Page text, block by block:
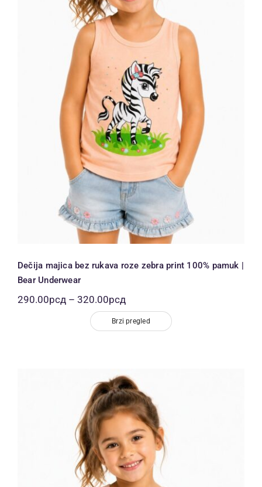
Dečija majica bez rukava roze zebra
print 100% pamuk | Bear Underwear
Dečija majica bez rukava roze zebra print 100% pamuk |
Bear Underwear
290.00рсд – 320.00рсдРаспон
цена:
од
290.00рсд
Brzi pregled